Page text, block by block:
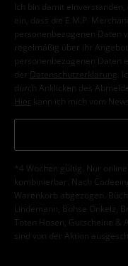
Ich bin damit
ein, dass die E.M.P.
personenbezogenen Daten
regelmäßig über ihr
personenbezogenen Daten
der
Datenschutzerklärung
.
durch Anklicken des
Hier kann ich mich vom
*4 Wochen gültig. Nur
kombinierbar. Nach
Warenkorb abgezogen.
Lindemann, Böhse Onkelz,
Toten Hosen, Gutscheine &
sind von der Aktion